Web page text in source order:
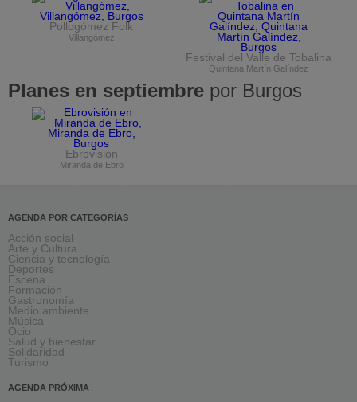
Pollogómez Folk
Villangómez
Festival del Valle de Tobalina
Quintana Martín Galíndez
Planes en septiembre por Burgos
Ebrovisión
Miranda de Ebro
AGENDA POR CATEGORÍAS
Acción social
Arte y Cultura
Ciencia y tecnología
Deportes
Escena
Formación
Gastronomía
Medio ambiente
Música
Ocio
Salud y bienestar
Solidaridad
Turismo
AGENDA PRÓXIMA